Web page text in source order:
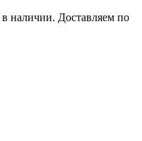
наличии. Доставляем по